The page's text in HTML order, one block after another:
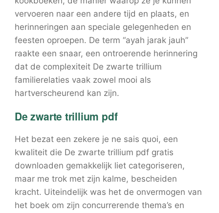
vervoeren naar een andere tijd en plaats, en
herinneringen aan speciale gelegenheden en
feesten oproepen. De term “ayah jarak jauh”
raakte een snaar, een ontroerende herinnering
dat de complexiteit De zwarte trillium
familierelaties vaak zowel mooi als
hartverscheurend kan zijn.
De zwarte trillium pdf
Het bezat een zekere je ne sais quoi, een
kwaliteit die De zwarte trillium pdf gratis
downloaden gemakkelijk liet categoriseren,
maar me trok met zijn kalme, bescheiden
kracht. Uiteindelijk was het de onvermogen van
het boek om zijn concurrerende thema’s en